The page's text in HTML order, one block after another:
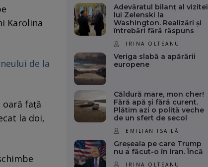
Karolina
de la
față
la doi,
Adevăratul bilanț al vizitei
lui Zelenski la
Washington. Realizări și
întrebări fără răspuns
IRINA OLTEANU
Veriga slabă a apărării
europene
Căldură mare, mon cher!
Fără apă și fără curent.
Plătim azi o poliță veche
de un sfert de secol
EMILIAN ISAILĂ
Greșeala pe care Trump
nu a făcut-o în Iran. Încă
IRINA OLTEANU